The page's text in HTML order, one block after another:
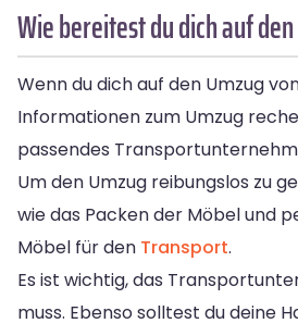
Wie bereitest du dich auf
Wenn du dich auf den Umzug
Informationen zum Umzug
passendes
Um den Umzug reibungslos zu
wie das Packen der Möbel und
Möbel für den Transport.
Es ist wichtig, das
muss. Ebenso solltest du deine